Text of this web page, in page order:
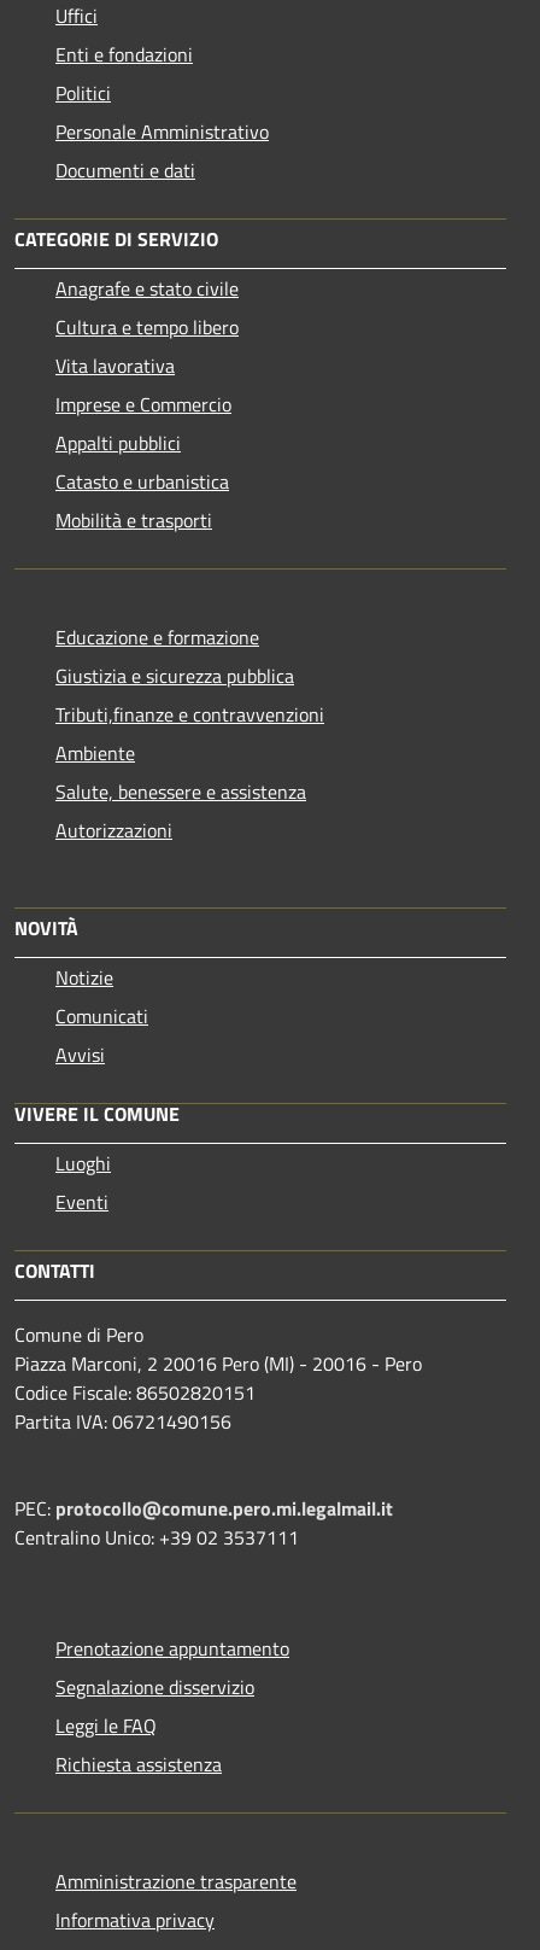
Uffici
Enti e fondazioni
Politici
Personale Amministrativo
Documenti e dati
CATEGORIE DI SERVIZIO
Anagrafe e stato civile
Cultura e tempo libero
Vita lavorativa
Imprese e Commercio
Appalti pubblici
Catasto e urbanistica
Mobilità e trasporti
Educazione e formazione
Giustizia e sicurezza pubblica
Tributi,finanze e contravvenzioni
Ambiente
Salute, benessere e assistenza
Autorizzazioni
NOVITÀ
Notizie
Comunicati
Avvisi
VIVERE IL COMUNE
Luoghi
Eventi
CONTATTI
Comune di Pero
Piazza Marconi, 2 20016 Pero (MI) - 20016 - Pero
Codice Fiscale: 86502820151
Partita IVA: 06721490156
PEC: protocollo@comune.pero.mi.legalmail.it
Centralino Unico: +39 02 3537111
Prenotazione appuntamento
Segnalazione disservizio
Leggi le FAQ
Richiesta assistenza
Amministrazione trasparente
Informativa privacy